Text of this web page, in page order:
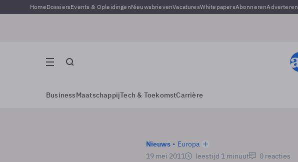
HomeDossiersEvents & OpleidingenNieuwsbrievenVacaturesWhitepapersAbonnerenAdverteren
BusinessMaatschappijTech & ToekomstCarrière
Nieuws
Europa
19 mei 2011
leestijd 1 minuut 0 reacties